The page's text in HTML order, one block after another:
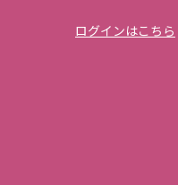
ログインはこちら